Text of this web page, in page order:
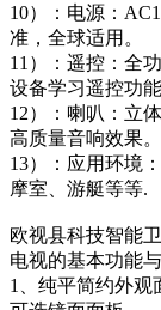
10）：电源：
准，全球适用。
11）：遥控：全
设备学习遥控功
12）：喇叭：立
高质量音响效果。
13）：应用环境
摩室、游艇等等.
欧视县科技智能
电视的基本功能
1、纯平简约外观